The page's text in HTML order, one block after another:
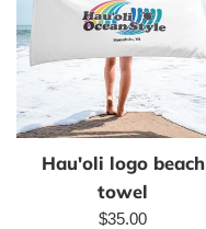
Hau'oli logo beach
towel
Regular
$35.00